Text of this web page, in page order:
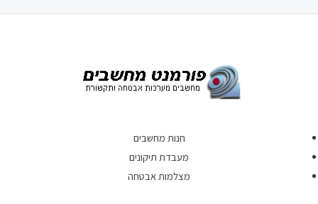
חנות מחשבים
מעבדת תיקונים
מצלמות אבטחה